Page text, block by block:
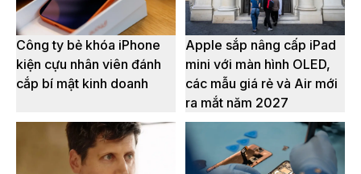
Công ty bẻ khóa iPhone
kiện cựu nhân viên đánh
cắp bí mật kinh doanh
Apple sắp nâng cấp iPad
mini với màn hình OLED,
các mẫu giá rẻ và Air mới
ra mắt năm 2027